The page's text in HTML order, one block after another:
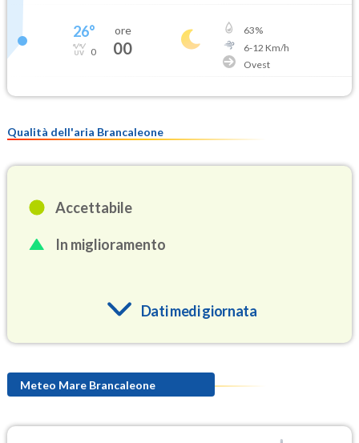
26°
0
ore
00
63%
6-12 Km/h
Ovest
Qualità dell'aria Brancaleone
Accettabile
In miglioramento
Dati medi giornata
(Ozono) 90.4
Meteo Mare Brancaleone